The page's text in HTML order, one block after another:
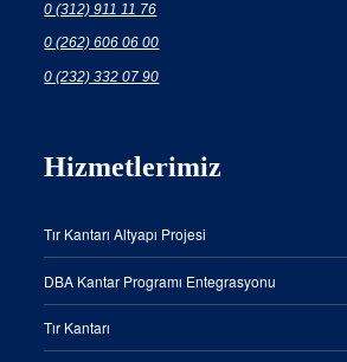
0 (312) 911 11 76
0 (262) 606 06 00
0 (232) 332 07 90
Hizmetlerimiz
Tır Kantarı Altyapı Projesi
DBA Kantar Programı Entegrasyonu
Tır Kantarı